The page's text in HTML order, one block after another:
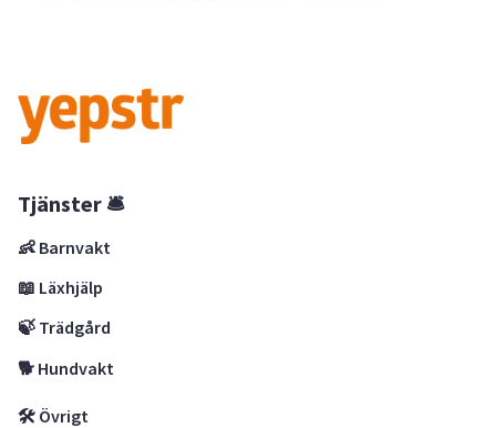
Tjänster 🛎
👶 Barnvakt
📖 Läxhjälp
🍃 Trädgård
🐕 Hundvakt
🛠 Övrigt